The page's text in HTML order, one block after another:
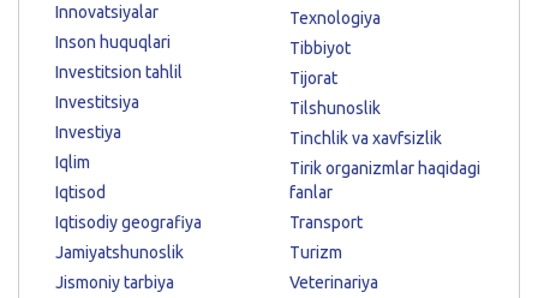
Innovatsiyalar
Inson huquqlari
Investitsion tahlil
Investitsiya
Investiya
Iqlim
Iqtisod
Iqtisodiy geografiya
Jamiyatshunoslik
Jismoniy tarbiya
Texnologiya
Tibbiyot
Tijorat
Tilshunoslik
Tinchlik va xavfsizlik
Tirik organizmlar haqidagi
fanlar
Transport
Turizm
Veterinariya